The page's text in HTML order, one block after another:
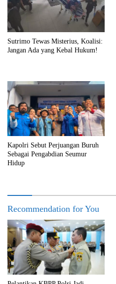
Sutrimo Tewas Misterius, Koalisi:
Jangan Ada yang Kebal Hukum!
Kapolri Sebut Perjuangan Buruh
Sebagai Pengabdian Seumur
Hidup
Recommendation for You